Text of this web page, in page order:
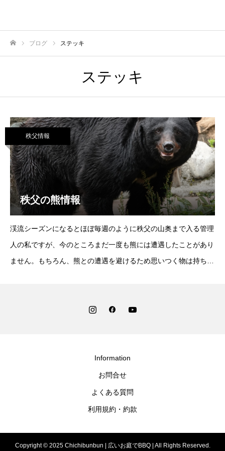
ブログ ステッキ
ステッキ
秩父情報
秩父の熊情報
渓流シーズンになるとほぼ毎週のように秩父の山奥まで入る管理
人の私ですが、今のところまだ一度も熊には遭遇したことがあり
ません。もちろん、熊との遭遇を避けるため思いつく物は持ち歩
Information
お問合せ
よくある質問
利用規約・約款
Copyright © 2025 Chichibunbun | 広いお庭でBBQ | All Rights Reserved.